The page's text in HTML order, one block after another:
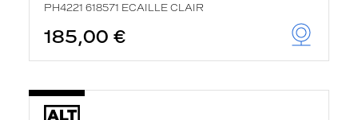
PH4221 618571 ECAILLE CLAIR
185,00 €